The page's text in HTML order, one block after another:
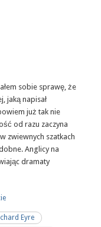
sobie sprawę, że
jaką napisał
już tak nie
od razu zaczyna
zwiewnych szatkach
Anglicy na
dramaty
Eyre